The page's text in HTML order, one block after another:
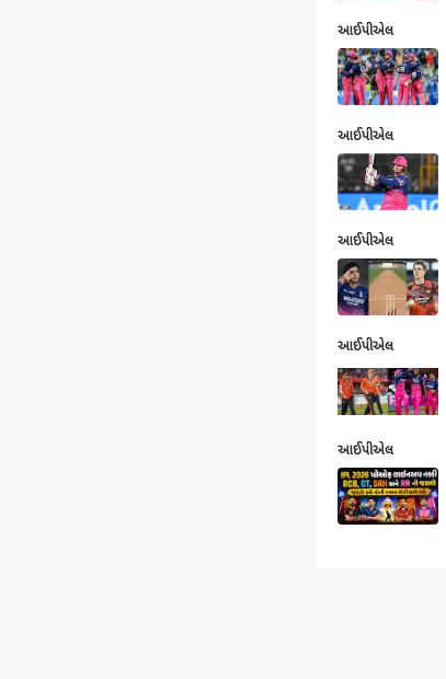
આઈપીએલ
આઈપીએલ
આઈપીએલ
આઈપીએલ
આઈપીએલ